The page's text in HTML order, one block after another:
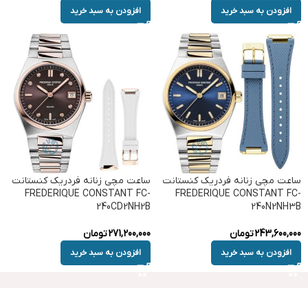
افزودن به سبد خرید افزودن به سبد خرید
ساعت مچی زنانه فردریک کنستانت
FREDERIQUE CONSTANT FC-
240N2NH3B
243,600,000تومان
افزودن به سبد خرید
ساعت مچی زنانه فردریک کنستانت
FREDERIQUE CONSTANT FC-
240CD2NH2B
271,200,000تومان
افزودن به سبد خرید